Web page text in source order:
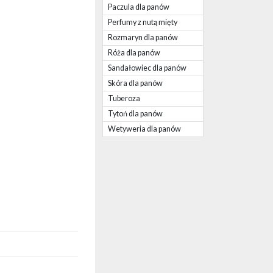
Paczula dla panów
Perfumy z nutą mięty
Rozmaryn dla panów
Róża dla panów
Sandałowiec dla panów
Skóra dla panów
Tuberoza
Tytoń dla panów
Wetyweria dla panów